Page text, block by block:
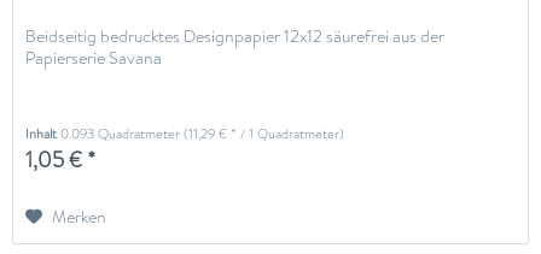
Beidseitig bedrucktes Designpapier 12x12 säurefrei aus der
Papierserie Savana
Inhalt0.093 Quadratmeter(11,29 € * / 1 Quadratmeter)
1,05 € *
Merken